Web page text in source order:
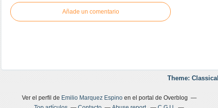
Añade un comentario
Theme:
Ver el perfil de Emilio Marquez Espinoen el portal de Overblog